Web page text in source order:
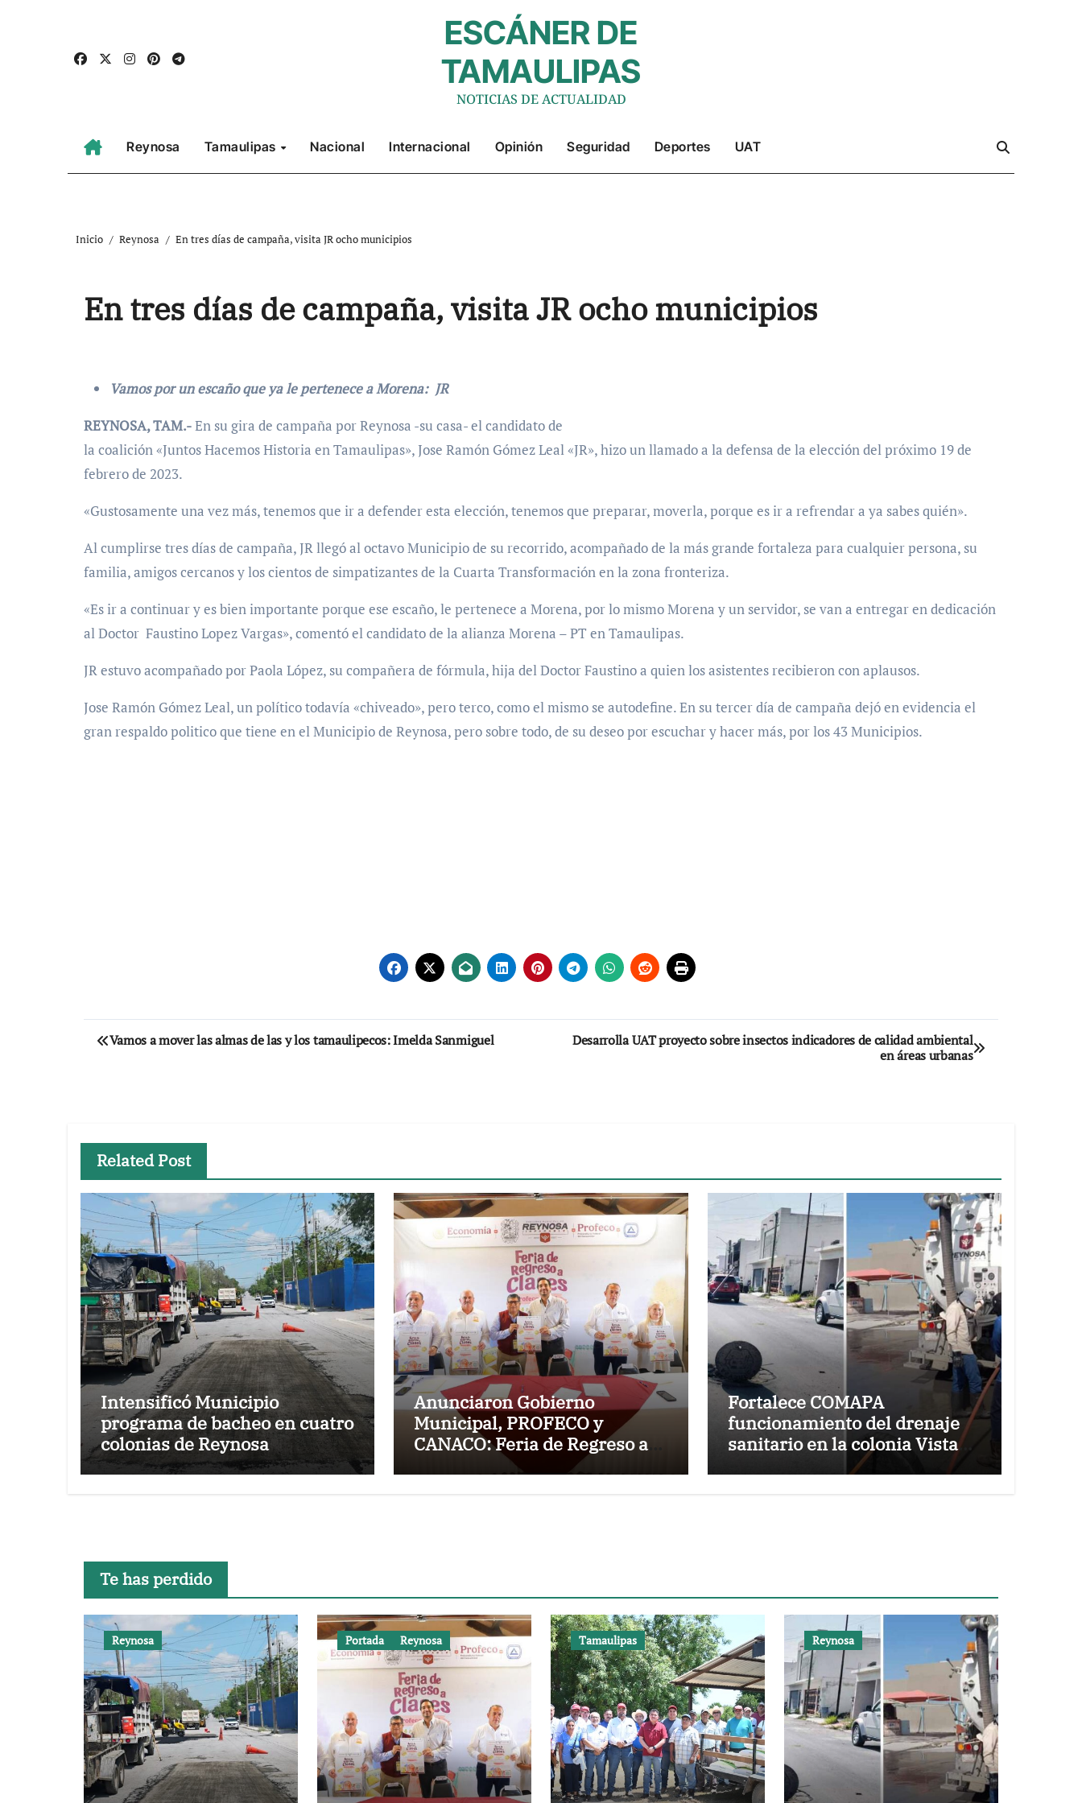
ESCÁNER DE
TAMAULIPAS
NOTICIAS DE ACTUALIDAD
Reynosa Tamaulipas Nacional Internacional Opinión Seguridad Deportes UAT
Inicio Reynosa En tres días de campaña, visita JR ocho municipios
En tres días de campaña, visita JR ocho municipios
Vamos por un escaño que ya le pertenece a Morena: JR
REYNOSA, TAM.-En su gira de campaña por Reynosa -su casa- el candidato de
la coalición «Juntos Hacemos Historia en Tamaulipas», Jose Ramón Gómez Leal «JR», hizo un llamado a la defensa de la elección del próximo 19 de
febrero de 2023.
«Gustosamente una vez más, tenemos que ir a defender esta elección, tenemos que preparar, moverla, porque es ir a refrendar a ya sabes quién».
Al cumplirse tres días de campaña, JR llegó al octavo Municipio de su recorrido, acompañado de la más grande fortaleza para cualquier persona, su
familia, amigos cercanos y los cientos de simpatizantes de la Cuarta Transformación en la zona fronteriza.
«Es ir a continuar y es bien importante porque ese escaño, le pertenece a Morena, por lo mismo Morena y un servidor, se van a entregar en dedicación
al Doctor Faustino Lopez Vargas», comentó el candidato de la alianza Morena – PT en Tamaulipas.
JR estuvo acompañado por Paola López, su compañera de fórmula, hija del Doctor Faustino a quien los asistentes recibieron con aplausos.
Jose Ramón Gómez Leal, un político todavía «chiveado», pero terco, como el mismo se autodefine. En su tercer día de campaña dejó en evidencia el
gran respaldo politico que tiene en el Municipio de Reynosa, pero sobre todo, de su deseo por escuchar y hacer más, por los 43 Municipios.
Navegación
Vamos a mover las almas de las y los tamaulipecos: Imelda Sanmiguel
Desarrolla UAT proyecto sobre insectos indicadores de calidad ambiental
en áreas urbanas
Related Post
Intensificó Municipio
programa de bacheo en cuatro
colonias de Reynosa
Anunciaron Gobierno
Municipal, PROFECO y
CANACO: Feria de Regreso a
Clases 2026
Fortalece COMAPA
funcionamiento del drenaje
sanitario en la colonia Vista
Te has perdido
Reynosa Portada Reynosa Tamaulipas Reynosa